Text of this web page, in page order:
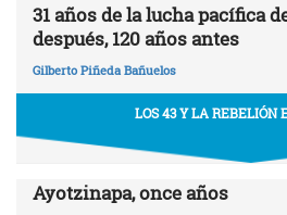
31 años de la lucha pacífica
después, 120 años antes
Gilberto Piñeda Bañuelos
LOS 43 Y LA REBELIÓN
Ayotzinapa, once años